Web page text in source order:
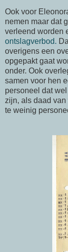
Ook voor
nemen maar dat
verleend worden
ontslagverbod.
overigens een
opgepakt gaat
onder. Ook
samen voor hen
personeel dat
zijn, als daad van
te weinig